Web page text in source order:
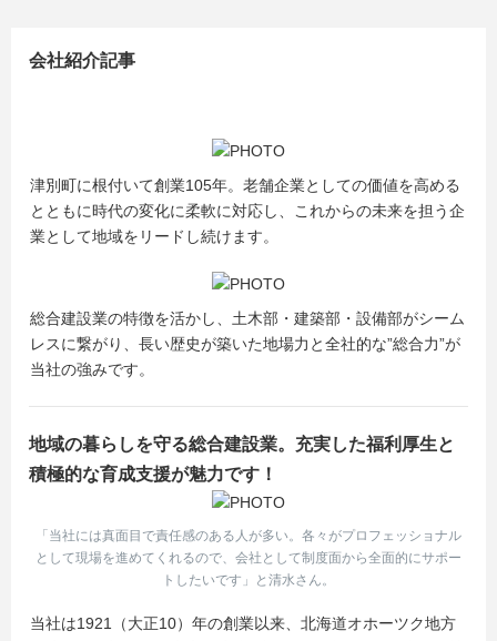
会社紹介記事
津別町に根付いて創業105年。老舗企業としての価値を高める
とともに時代の変化に柔軟に対応し、これからの未来を担う企
業として地域をリードし続けます。
総合建設業の特徴を活かし、土木部・建築部・設備部がシーム
レスに繋がり、長い歴史が築いた地場力と全社的な”総合力”が
当社の強みです。
地域の暮らしを守る総合建設業。充実した福利厚生と
積極的な育成支援が魅力です！
「当社には真面目で責任感のある人が多い。各々がプロフェッショナル
として現場を進めてくれるので、会社として制度面から全面的にサポー
トしたいです」と清水さん。
当社は1921（大正10）年の創業以来、北海道オホーツク地方